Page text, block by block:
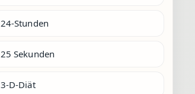
24-Stunden
25 Sekunden
3-D-Diät